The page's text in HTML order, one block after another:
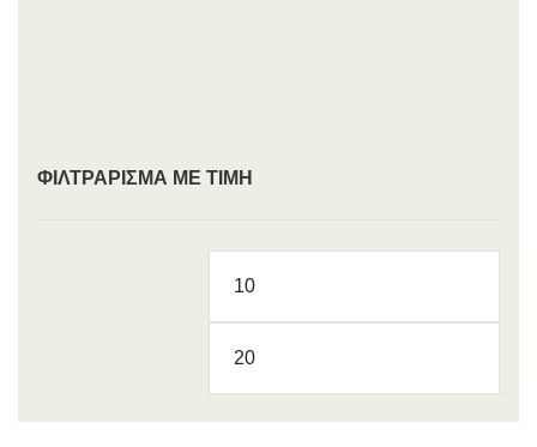
ΦΙΛΤΡΆΡΙΣΜΑ ΜΕ ΤΙΜΉ